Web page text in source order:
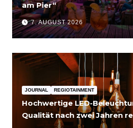
am Pier“
7. AUGUST 2026
JOURNAL REGIOTAINMENT
Hochwertige LED-
Qualität nach zwei Jahren